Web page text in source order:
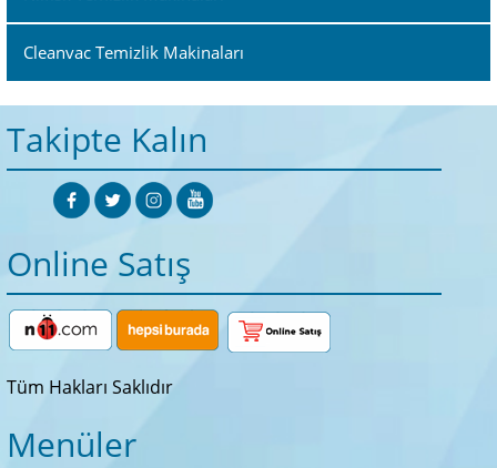
Cleanvac Temizlik Makinaları
Takipte Kalın
Online Satış
Tüm Hakları Saklıdır
Menüler